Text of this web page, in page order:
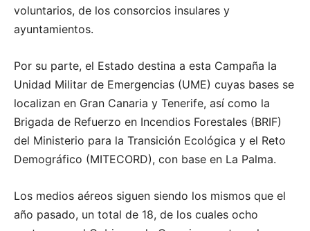
voluntarios, de los consorcios insulares y
ayuntamientos.
Por su parte, el Estado destina a esta Campaña la
Unidad Militar de Emergencias (UME) cuyas bases se
localizan en Gran Canaria y Tenerife, así como la
Brigada de Refuerzo en Incendios Forestales (BRIF)
del Ministerio para la Transición Ecológica y el Reto
Demográfico (MITECORD), con base en La Palma.
Los medios aéreos siguen siendo los mismos que el
año pasado, un total de 18, de los cuales ocho